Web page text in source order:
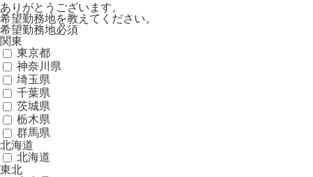
ありがとうございます。
希望勤務地を教えてください。
希望勤務地必須
関東
東京都
神奈川県
埼玉県
千葉県
茨城県
栃木県
群馬県
北海道
北海道
東北